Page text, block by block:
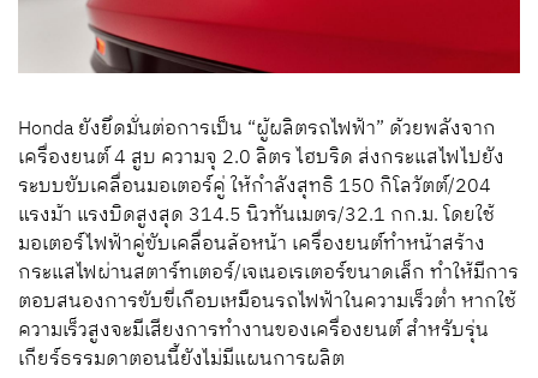
Honda ยังยึดมั่นต่อการเป็น “ผู้ผลิตรถไฟฟ้า” ด้วยพลังจาก
เครื่องยนต์ 4 สูบ ความจุ 2.0 ลิตร ไฮบริด ส่งกระแสไฟไปยัง
ระบบขับเคลื่อนมอเตอร์คู่ ให้กำลังสุทธิ 150 กิโลวัตต์/204
แรงม้า แรงบิดสูงสุด 314.5 นิวทันเมตร/32.1 กก.ม. โดยใช้
มอเตอร์ไฟฟ้าคู่ขับเคลื่อนล้อหน้า เครื่องยนต์ทำหน้าสร้าง
กระแสไฟผ่านสตาร์ทเตอร์/เจเนอเรเตอร์ขนาดเล็ก ทำให้มีการ
ตอบสนองการขับขี่เกือบเหมือนรถไฟฟ้าในความเร็วต่ำ หากใช้
ความเร็วสูงจะมีเสียงการทำงานของเครื่องยนต์ สำหรับรุ่น
เกียร์ธรรมดาตอนนี้ยังไม่มีแผนการผลิต